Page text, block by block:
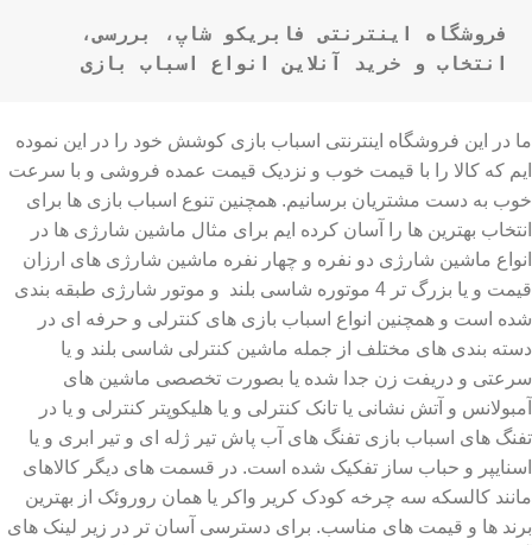
انتخاب و خرید آنلاین انواع اسباب بازی
ما در این فروشگاه اینترنتی اسباب بازی کوشش خود را در این نموده
ایم که کالا را با قیمت خوب و نزدیک قیمت عمده فروشی و با سرعت
خوب به دست مشتریان برسانیم. همچنین تنوع اسباب بازی ها برای
انتخاب بهترین ها را آسان کرده ایم برای مثال ماشین شارژی ها در
انواع ماشین شارژی دو نفره و چهار نفره ماشین شارژی های ارزان
قیمت و یا بزرگ تر 4 موتوره شاسی بلند و موتور شارژی طبقه بندی
شده است و همچنین انواع اسباب بازی های کنترلی و حرفه ای در
دسته بندی های مختلف از جمله ماشین کنترلی شاسی بلند و یا
سرعتی و دریفت زن جدا شده یا بصورت تخصصی ماشین های
آمبولانس و آتش نشانی یا تانک کنترلی و یا هلیکوپتر کنترلی و یا در
تفنگ های اسباب بازی تفنگ های آب پاش تیر ژله ای و تیر ابری و یا
اسنایپر و حباب ساز تفکیک شده است. در قسمت های دیگر کالاهای
مانند کالسکه سه چرخه کودک کریر واکر یا همان روروئک از بهترین
برند ها و قیمت های مناسب. برای دسترسی آسان تر در زیر لینک های